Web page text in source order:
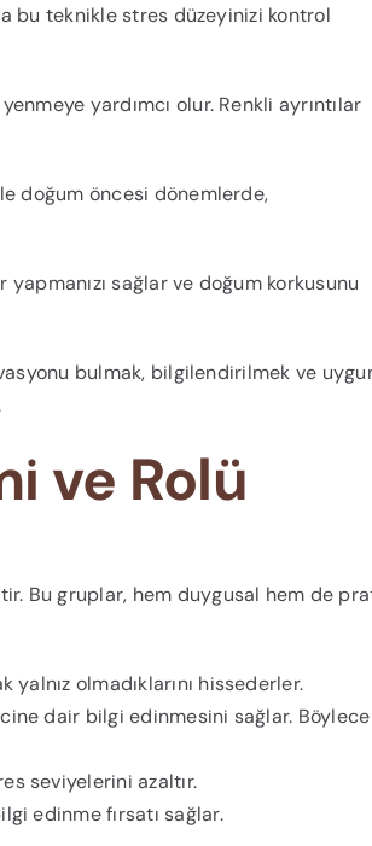
bu teknikle stres düzeyinizi kontrol
yardımcı olur. Renkli ayrıntılar
doğum öncesi dönemlerde,
sağlar ve doğum korkusunu
bulmak, bilgilendirilmek ve
ve Rolü
Bu gruplar, hem duygusal hem de
olmadıklarını hissederler.
dair bilgi edinmesini sağlar. Böylece
seviyelerini azaltır.
edinme fırsatı sağlar.